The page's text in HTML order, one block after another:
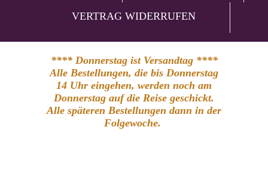
VERTRAG WIDERRUFEN
**** Donnerstag ist Versandtag ****
Alle Bestellungen, die bis Donnerstag
14 Uhr eingehen, werden noch am
Donnerstag auf die Reise geschickt.
Alle späteren Bestellungen dann in der
Folgewoche.